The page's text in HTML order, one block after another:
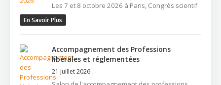
Les 7 et 8 octobre 2026 à Paris, Congrès scientif
En Savoir Plus
Accompagnement des Professions
libérales et réglementées
21 juillet 2026